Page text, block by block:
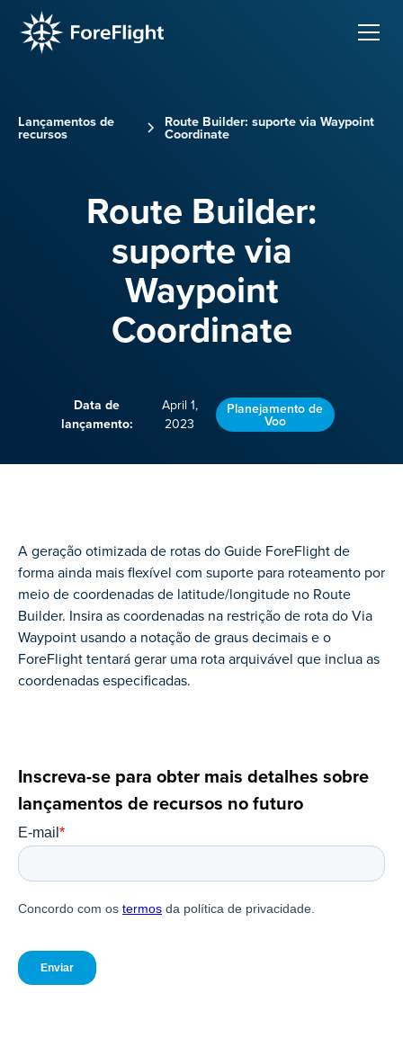
Lançamentos de
recursos
Route Builder: suporte via Waypoint
Coordinate
Route Builder:
suporte via
Waypoint
Coordinate
Data de
lançamento:
April 1,
2023
Planejamento de
Voo
Inscreva-se para obter mais detalhes sobre
lançamentos de recursos no futuro
A geração otimizada de rotas do Guide ForeFlight de
forma ainda mais flexível com suporte para roteamento por
meio de coordenadas de latitude/longitude no Route
Builder. Insira as coordenadas na restrição de rota do Via
Waypoint usando a notação de graus decimais e o
ForeFlight tentará gerar uma rota arquivável que inclua as
coordenadas especificadas.